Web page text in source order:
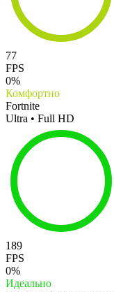
77
FPS
0%
Комфортно
Fortnite
Ultra • Full HD
189
FPS
0%
Идеально